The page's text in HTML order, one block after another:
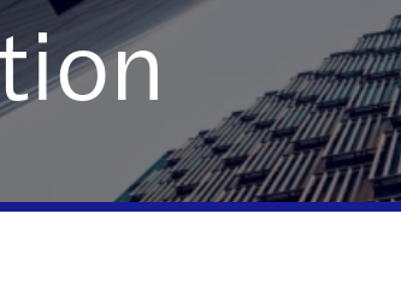
Wealth
Insolvency
Press
Corporate
Forvis